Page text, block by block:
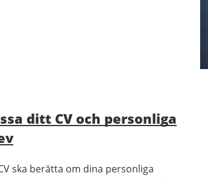
ditt CV och personliga
ska berätta om dina personliga